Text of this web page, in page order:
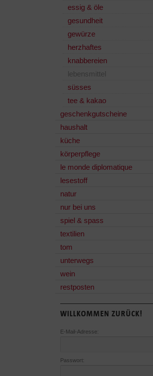
essig & öle
gesundheit
gewürze
herzhaftes
knabbereien
lebensmittel
süsses
tee & kakao
geschenkgutscheine
haushalt
küche
körperpflege
le monde diplomatique
lesestoff
natur
nur bei uns
spiel & spass
textilien
tom
unterwegs
wein
restposten
WILLKOMMEN ZURÜCK!
E-Mail-Adresse:
Passwort: